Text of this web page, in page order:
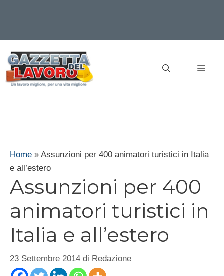
contenuto
Home » Assunzioni per 400 animatori turistici in Italia
e all’estero
Assunzioni per 400
animatori turistici in
Italia e all’estero
23 Settembre 2014 di Redazione